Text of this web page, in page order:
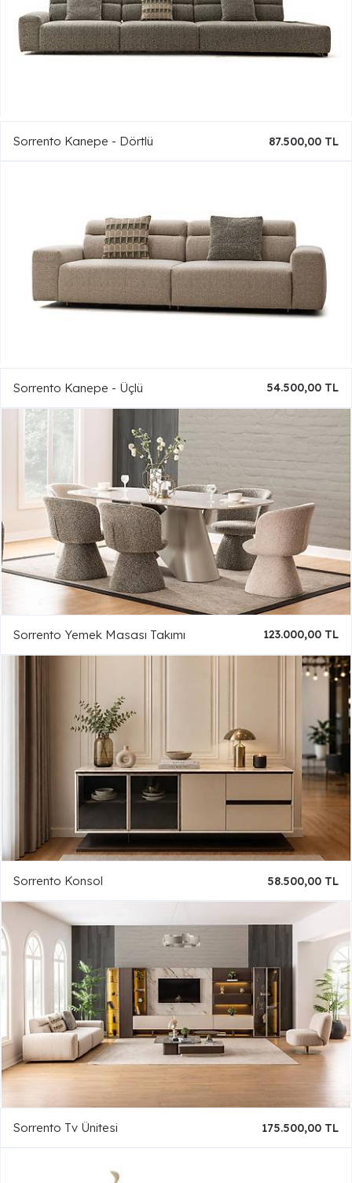
Sorrento Kanepe - Dörtlü 87.500,00 TL
Sorrento Kanepe - Üçlü 54.500,00 TL
Sorrento Yemek Masası Takımı 123.000,00 TL
Sorrento Konsol 58.500,00 TL
Sorrento Tv Ünitesi 175.500,00 TL